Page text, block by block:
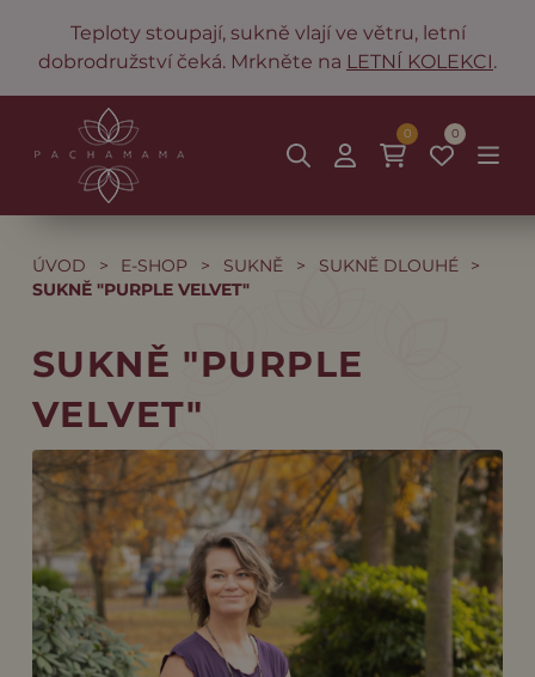
Teploty stoupají, sukně vlají ve větru, letní
dobrodružství čeká. Mrkněte na LETNÍ KOLEKCI.
0
0
ÚVOD > E-SHOP > SUKNĚ > SUKNĚ DLOUHÉ
>
SUKNĚ "PURPLE VELVET"
SUKNĚ "PURPLE
VELVET"